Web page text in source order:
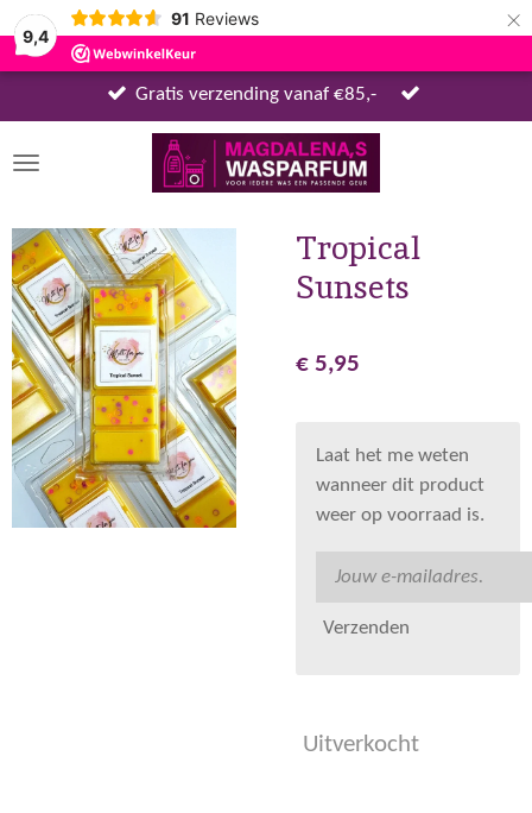
9,4
91 Reviews ×
Gratis verzending vanaf €85,-
Tropical
Sunsets
€ 5,95
Laat het me weten
wanneer dit product
weer op voorraad is.
Verzenden
Uitverkocht